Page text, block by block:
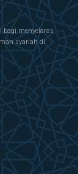
bagi menyelaras
syariah di